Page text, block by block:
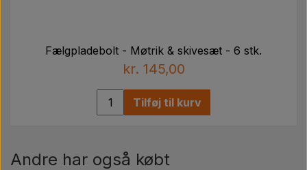
Fælgpladebolt - Møtrik & skivesæt - 6 stk.
kr. 145,00
Tilføj til kurv
Andre har også købt